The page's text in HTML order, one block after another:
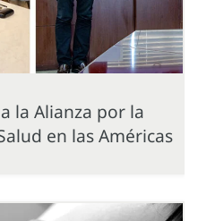
la Alianza por la
en las Américas